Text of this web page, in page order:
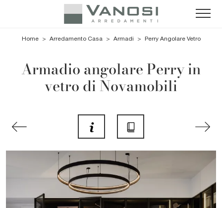
Home > Arredamento Casa > Armadi > Perry Angolare Vetro
Armadio angolare Perry in
vetro di Novamobili